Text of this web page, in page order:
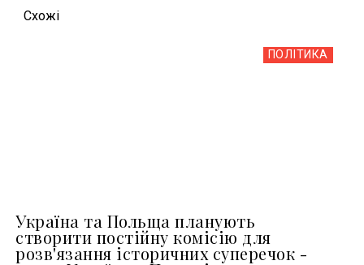
Схожi
ПОЛІТИКА
Україна та Польща планують
створити постійну комісію для
розв'язання історичних суперечок -